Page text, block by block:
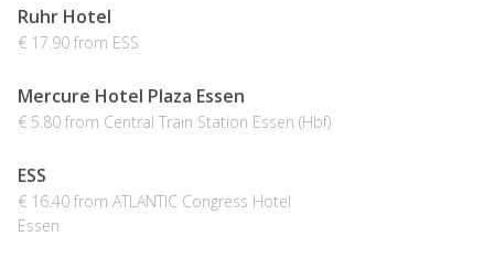
Ruhr Hotel
€ 17.90 from ESS
Mercure Hotel Plaza Essen
€ 5.80 from Central Train Station Essen (Hbf)
ESS
€ 16.40 from ATLANTIC Congress Hotel
Essen